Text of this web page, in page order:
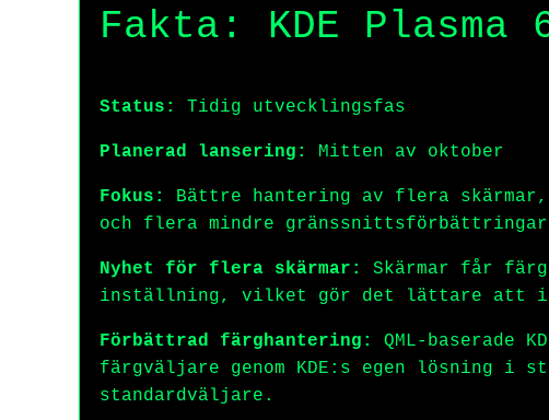
Fakta: KDE Plasma
Status: Tidig utvecklingsfas
Planerad lansering: Mitten av oktober
Fokus:
Bättre hantering av flera
och flera mindre
Nyhet för flera skärmar:
Skärmar får
inställning, vilket gör det lättare att
Förbättrad färghantering:
QML-baserade
färgväljare genom KDE:s egen lösning i
standardväljare.